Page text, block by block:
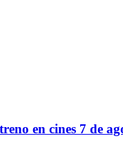
en cines 7 de